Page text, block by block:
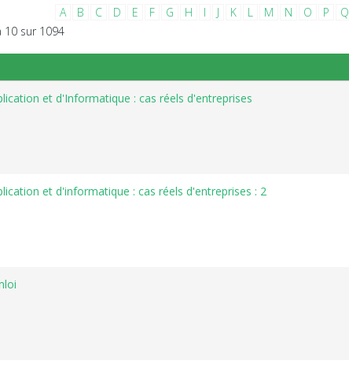
A B C D E F G H I J K L M N O P Q
10 sur 1094
et d'Informatique : cas réels d'entreprises
et d'informatique : cas réels d'entreprises : 2